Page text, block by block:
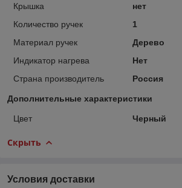
Крышка
нет
Количество ручек
1
Материал ручек
Дерево
Индикатор нагрева
Нет
Страна производитель
Россия
Дополнительные характеристики
Цвет Черный
Скрыть
Условия доставки